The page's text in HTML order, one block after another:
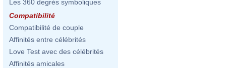
Les 360 degrés symboliques
Compatibilité
Compatibilité de couple
Affinités entre célébrités
Love Test avec des célébrités
Affinités amicales